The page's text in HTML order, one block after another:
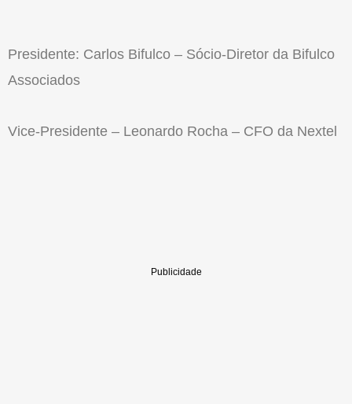
Presidente: Carlos Bifulco – Sócio-Diretor da Bifulco
Associados
Vice-Presidente – Leonardo Rocha – CFO da Nextel